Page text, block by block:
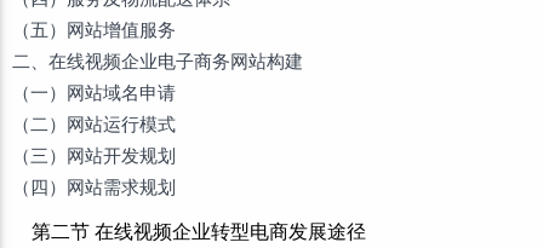
（五）网站增值服务
二、在线视频企业电子商务网站构建
（一）网站域名申请
（二）网站运行模式
（三）网站开发规划
（四）网站需求规划
第二节 在线视频企业转型电商发展途径